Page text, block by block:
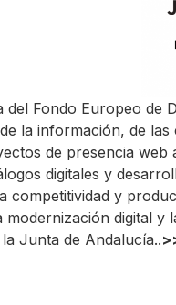
del Fondo Europeo de
la información, de
de presencia web
digitales y
competitividad y
digital y
Junta de Andalucía..